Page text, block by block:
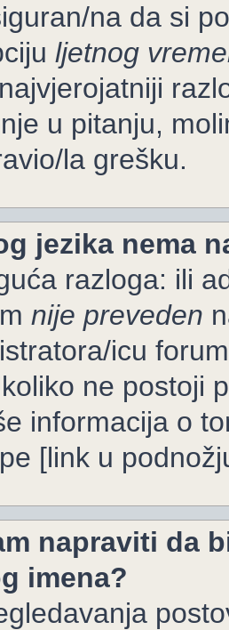
na da si
ljetnog
u pitanju,
la grešku.
jezika nema
razloga: ili
nije preveden
icu
ne postoji
informacija o
[link u
napraviti da
imena?